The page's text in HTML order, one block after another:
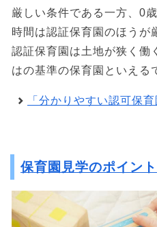
厳しい条件である一方、0
時間は認証保育園のほうが
認証保育園は土地が狭く働
はの基準の保育園といえる
「分かりやすい認可保
保育園見学のポイン